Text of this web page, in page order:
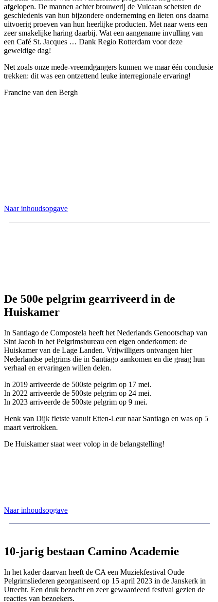
afgelopen. De mannen achter brouwerij de Vulcaan schetsten de
geschiedenis van hun bijzondere onderneming en lieten ons daarna
uitvoerig proeven van hun heerlijke producten. Met naar wens een
zeer smakelijke haring daarbij. Wat een aangename invulling van
een Café St. Jacques … Dank Regio Rotterdam voor deze
geweldige dag!
Net zoals onze mede-vreemdgangers kunnen we maar één conclusie
trekken: dit was een ontzettend leuke interregionale ervaring!
Francine van den Bergh
Naar inhoudsopgave
De 500e pelgrim gearriveerd in de
Huiskamer
In Santiago de Compostela heeft het Nederlands Genootschap van
Sint Jacob in het Pelgrimsbureau een eigen onderkomen: de
Huiskamer van de Lage Landen. Vrijwilligers ontvangen hier
Nederlandse pelgrims die in Santiago aankomen en die graag hun
verhaal en ervaringen willen delen.
In 2019 arriveerde de 500ste pelgrim op 17 mei.
In 2022 arriveerde de 500ste pelgrim op 24 mei.
In 2023 arriveerde de 500ste pelgrim op 9 mei.
Henk van Dijk fietste vanuit Etten-Leur naar Santiago en was op 5
maart vertrokken.
De Huiskamer staat weer volop in de belangstelling!
Naar inhoudsopgave
10-jarig bestaan Camino Academie
In het kader daarvan heeft de CA een Muziekfestival Oude
Pelgrimsliederen georganiseerd op 15 april 2023 in de Janskerk in
Utrecht. Een druk bezocht en zeer gewaardeerd festival gezien de
reacties van bezoekers.